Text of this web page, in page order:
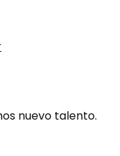
nuevo talento.